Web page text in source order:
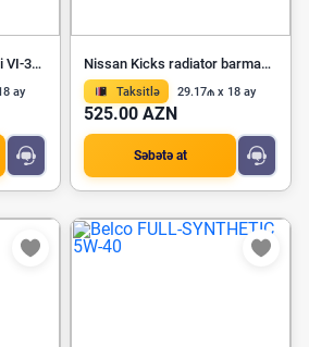
Ovation Ecovision şinləri VI-386HP 255/45R20
ay
Nissan Kicks radiator barmaqlığı 2017-2020 OEM
Taksitlə 29.17₼ x 18 ay
525.00 AZN
Səbətə at